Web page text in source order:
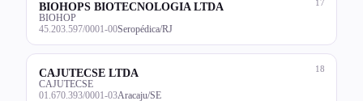
17
BIOHOPS BIOTECNOLOGIA LTDA
BIOHOP
45.203.597/0001-00Seropédica/RJ
18
CAJUTECSE LTDA
CAJUTECSE
01.670.393/0001-03Aracaju/SE